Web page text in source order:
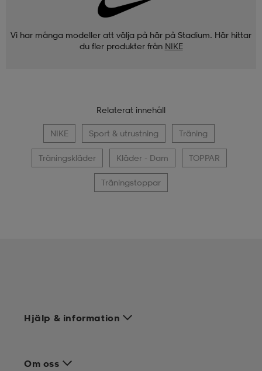
Vi har många modeller att välja på här på Stadium. Här hittar
du fler produkter från NIKE
Relaterat innehåll
NIKE Sport & utrustning Träning
Träningskläder Kläder - Dam TOPPAR
Träningstoppar
Hjälp & information
Om oss